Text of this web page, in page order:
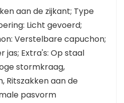
aan de zijkant; Type
Licht gevoerd;
Verstelbare capuchon;
jas; Extra's: Op staal
stormkraag,
Ritszakken aan de
pasvorm